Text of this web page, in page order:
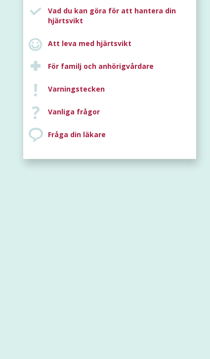
Vad du kan göra för att hantera din
hjärtsvikt
Att leva med hjärtsvikt
För familj och anhörigvårdare
Varningstecken
Vanliga frågor
Fråga din läkare